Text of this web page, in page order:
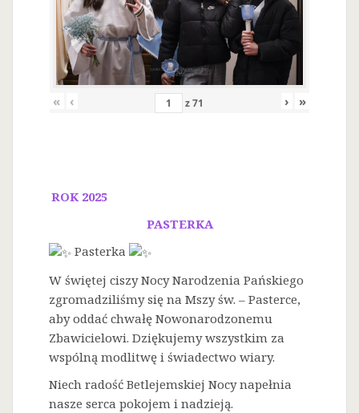
« ‹ z71 › »
ROK 2025
PASTERKA
Pasterka
W świętej ciszy Nocy Narodzenia Pańskiego
zgromadziliśmy się na Mszy św. – Pasterce,
aby oddać chwałę Nowonarodzonemu
Zbawicielowi. Dziękujemy wszystkim za
wspólną modlitwę i świadectwo wiary.
Niech radość Betlejemskiej Nocy napełnia
nasze serca pokojem i nadzieją.